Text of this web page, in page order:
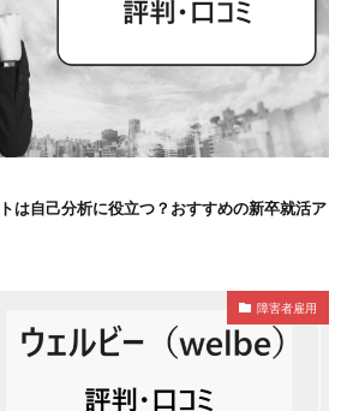
は自己分析に役立つ？おすすめの新卒就活ア
障害者雇用